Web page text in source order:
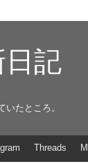
日記
たところ。
Threads